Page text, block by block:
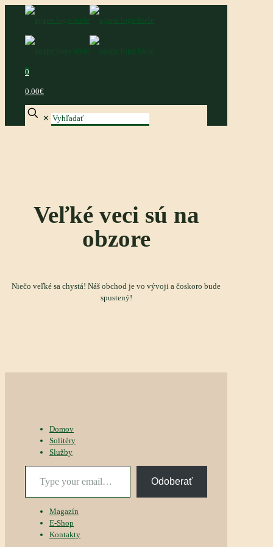
0
0.00€
✕
Veľké veci sú na
obzore
Niečo veľké sa chystá! Náš obchod je vo vývoji a čoskoro bude
spustený!
Domov
Solitéry
Služby
Odoberať
Magazín
E-Shop
Kontakty